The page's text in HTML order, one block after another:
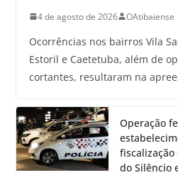
4 de agosto de 2026 OAtibaiense
Ocorrências nos bairros Vila
Estoril e Caetetuba, além de
cortantes, resultaram na
Operação
do Silêncio